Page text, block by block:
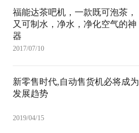
福能达茶吧机，一款既可泡茶，
又可制水，净水，净化空气的神
器
2017/07/10
新零售时代,自动售货机必将成为
发展趋势
2019/04/15